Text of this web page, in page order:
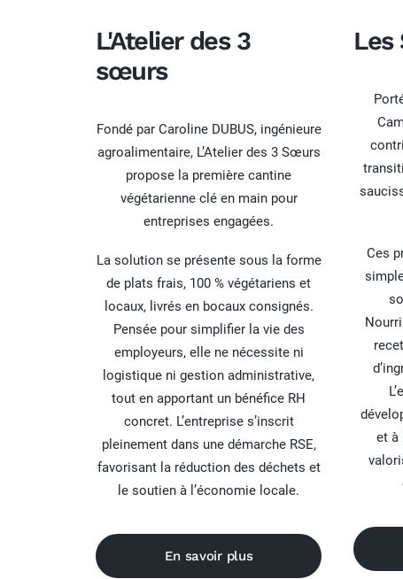
L'Atelier des 3
sœurs
Fondé par Caroline DUBUS, ingénieure
agroalimentaire, L’Atelier des 3 Sœurs
propose la première cantine
végétarienne clé en main pour
entreprises engagées.
La solution se présente sous la forme
de plats frais, 100 % végétariens et
locaux, livrés en bocaux consignés.
Pensée pour simplifier la vie des
employeurs, elle ne nécessite ni
logistique ni gestion administrative,
tout en apportant un bénéfice RH
concret. L’entreprise s’inscrit
pleinement dans une démarche RSE,
favorisant la réduction des déchets et
le soutien à l’économie locale.
En savoir plus
Les
Ces
et à